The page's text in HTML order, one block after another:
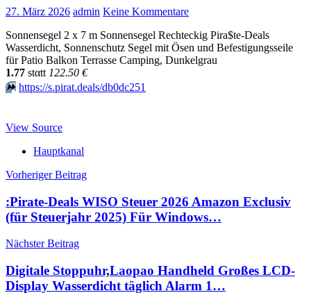
27. März 2026 admin Keine Kommentare
Sonnensegel 2 x 7 m Sonnensegel Rechteckig Pira$te-Deals
Wasserdicht, Sonnenschutz Segel mit Ösen und Befestigungsseile
für Patio Balkon Terrasse Camping, Dunkelgrau
1.77 stαtt 122.50 €
⏩️ https://s.pirat.deals/db0dc251
View Source
Hauptkanal
Beitragsnavigation
Vorheriger Beitrag
:Pirate-Deals WISO Steuer 2026 Amazon Exclusiv
(für Steuerjahr 2025) Für Windows…
Nächster Beitrag
Digitale Stoppuhr,Laopao Handheld Großes LCD-
Display Wasserdicht täglich Alarm 1…